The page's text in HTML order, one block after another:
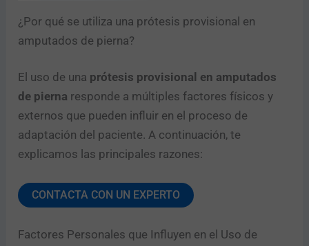
¿Por qué se utiliza una prótesis provisional en
amputados de pierna?
El uso de una prótesis provisional en amputados
de pierna responde a múltiples factores físicos y
externos que pueden influir en el proceso de
adaptación del paciente. A continuación, te
explicamos las principales razones:
CONTACTA CON UN EXPERTO
Factores Personales que Influyen en el Uso de